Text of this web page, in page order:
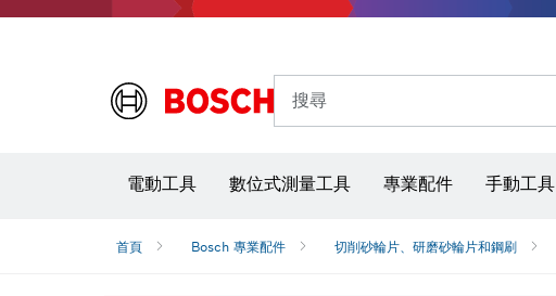
搜尋
電動工具 數位式測量工具 專業配件 手動工具
首頁 Bosch 專業配件 切削砂輪片、研磨砂輪片和鋼刷